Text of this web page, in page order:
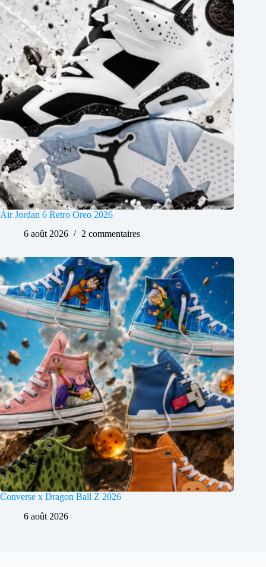
Air Jordan 6 Retro Oreo 2026
6 août 2026
2 commentaires
Converse x Dragon Ball Z 2026
6 août 2026